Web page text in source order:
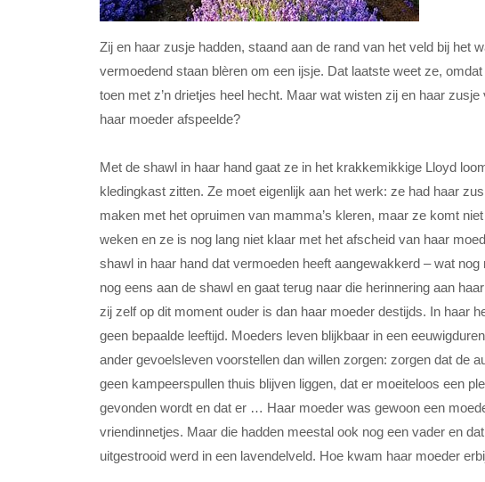
Zij en haar zusje hadden, staand aan de rand van het veld bij het
vermoedend staan blèren om een ijsje. Dat laatste weet ze,
toen met z’n drietjes heel hecht. Maar wat wisten zij en haar
haar moeder afspeelde?
Met de shawl in haar hand gaat ze in het krakkemikkige Lloyd
kledingkast zitten. Ze moet eigenlijk aan het werk: ze had haar
maken met het opruimen van mamma’s kleren, maar ze komt
weken en ze is nog lang niet klaar met het afscheid van haar
shawl in haar hand dat vermoeden heeft aangewakkerd – wat
nog eens aan de shawl en gaat terug naar die herinnering aan
zij zelf op dit moment ouder is dan haar moeder destijds. In haar
geen bepaalde leeftijd. Moeders leven blijkbaar in een
ander gevoelsleven voorstellen dan willen zorgen: zorgen dat de
geen kampeerspullen thuis blijven liggen, dat er moeiteloos een
gevonden wordt en dat er … Haar moeder was gewoon een
vriendinnetjes. Maar die hadden meestal ook nog een vader en
uitgestrooid werd in een lavendelveld. Hoe kwam haar moeder